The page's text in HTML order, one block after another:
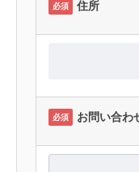
必須 住所
必須 お問い合わ